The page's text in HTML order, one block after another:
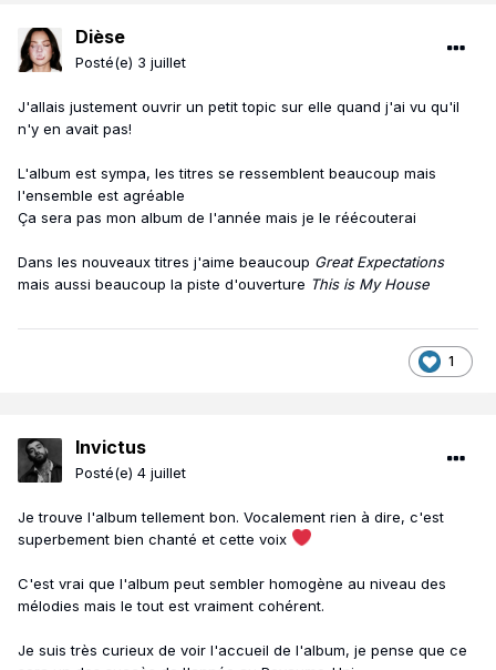
Dièse
Posté(e) 3 juillet
J'allais justement ouvrir un petit topic sur elle quand j'ai vu qu'il
n'y en avait pas!
L'album est sympa, les titres se ressemblent beaucoup mais
l'ensemble est agréable
Ça sera pas mon album de l'année mais je le réécouterai
Dans les nouveaux titres j'aime beaucoup Great Expectations
mais aussi beaucoup la piste d'ouverture This is My House
1
Invictus
Posté(e) 4 juillet
Je trouve l'album tellement bon. Vocalement rien à dire, c'est
superbement bien chanté et cette voix
C'est vrai que l'album peut sembler homogène au niveau des
mélodies mais le tout est vraiment cohérent.
Je suis très curieux de voir l'accueil de l'album, je pense que ce